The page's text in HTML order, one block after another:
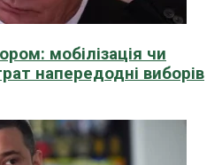
мобілізація чи
напередодні виборів